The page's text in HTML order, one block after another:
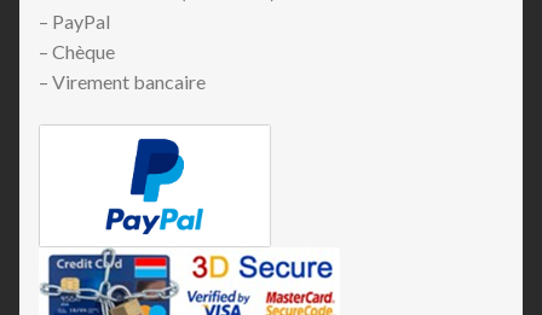
– PayPal
– Chèque
– Virement bancaire